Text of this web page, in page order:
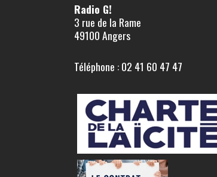
Radio G!
3 rue de la Rame
49100 Angers
Téléphone : 02 41 60 47 47